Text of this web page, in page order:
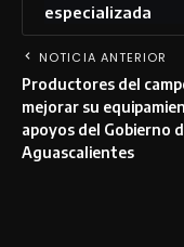
especializada
NOTICIA ANTERIOR
Productores del
mejorar su
apoyos del Gobierno
Aguascalientes